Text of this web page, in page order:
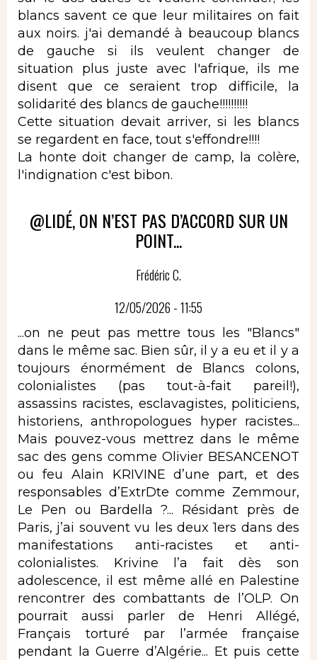
blancs savent ce que leur militaires on fait
aux noirs. j'ai demandé à beaucoup blancs
de gauche si ils veulent changer de
situation plus juste avec l'afrique, ils me
disent que ce seraient trop difficile, la
solidarité des blancs de gauche!!!!!!!!!!
Cette situation devait arriver, si les blancs
se regardent en face, tout s'effondre!!!!
La honte doit changer de camp, la colère,
l'indignation c'est bibon.
@LIDÉ, ON N’EST PAS D’ACCORD SUR UN
POINT...
Frédéric C.
12/05/2026 - 11:55
...on ne peut pas mettre tous les "Blancs"
dans le même sac. Bien sûr, il y a eu et il y a
toujours énormément de Blancs colons,
colonialistes (pas tout-à-fait pareil!),
assassins racistes, esclavagistes, politiciens,
historiens, anthropologues hyper racistes...
Mais pouvez-vous mettrez dans le même
sac des gens comme Olivier BESANCENOT
ou feu Alain KRIVINE d’une part, et des
responsables d’ExtrDte comme Zemmour,
Le Pen ou Bardella ?... Résidant près de
Paris, j’ai souvent vu les deux 1ers dans des
manifestations anti-racistes et anti-
colonialistes. Krivine l’a fait dès son
adolescence, il est même allé en Palestine
rencontrer des combattants de l’OLP. On
pourrait aussi parler de Henri Allégé,
Français torturé par l’armée française
pendant la Guerre d’Algérie... Et puis cette